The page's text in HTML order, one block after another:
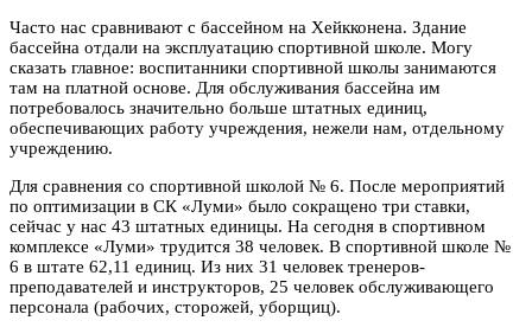
Часто нас сравнивают с бассейном на Хейкконена. Здание
бассейна отдали на эксплуатацию спортивной школе. Могу
сказать главное: воспитанники спортивной школы занимаются
там на платной основе. Для обслуживания бассейна им
потребовалось значительно больше штатных единиц,
обеспечивающих работу учреждения, нежели нам, отдельному
учреждению.
Для сравнения со спортивной школой № 6. После мероприятий
по оптимизации в СК «Луми» было сокращено три ставки,
сейчас у нас 43 штатных единицы. На сегодня в спортивном
комплексе «Луми» трудится 38 человек. В спортивной школе №
6 в штате 62,11 единиц. Из них 31 человек тренеров-
преподавателей и инструкторов, 25 человек обслуживающего
персонала (рабочих, сторожей, уборщиц).